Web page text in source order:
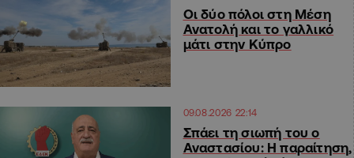
Οι δύο πόλοι στη Μέση
Ανατολή και το γαλλικό
μάτι στην Κύπρο
09.08.2026 22:14
Σπάει τη σιωπή του ο
Αναστασίου: Η παραίτηση,